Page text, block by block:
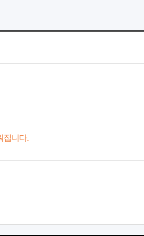
집니다.